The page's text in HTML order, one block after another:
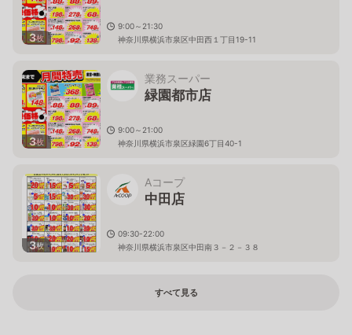
3枚
9:00～21:30
神奈川県横浜市泉区中田西１丁目19-11
3枚
業務スーパー
緑園都市店
9:00～21:00
神奈川県横浜市泉区緑園6丁目40-1
3枚
Aコープ
中田店
09:30-22:00
神奈川県横浜市泉区中田南３－２－３８
すべて見る